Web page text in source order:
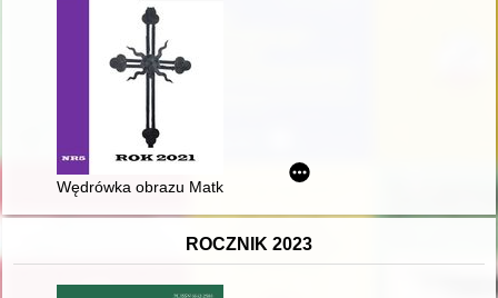
Wędrówka obrazu Matki Boskiej Częstochowskiej po Polsce i
ROCZNIK 2023